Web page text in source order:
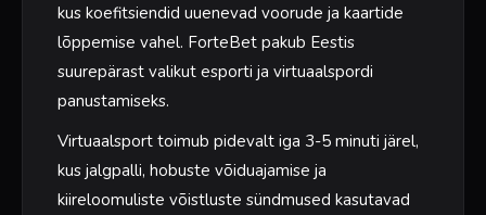
kus koefitsiendid uuenevad voorude ja kaartide
lõppemise vahel. ForteBet pakub Eestis
suurepärast valikut esporti ja virtuaalspordi
panustamiseks.
Virtuaalsport toimub pidevalt iga 3-5 minuti järel,
kus jalgpalli, hobuste võiduajamise ja
kiireloomuliste võistluste sündmused kasutavad